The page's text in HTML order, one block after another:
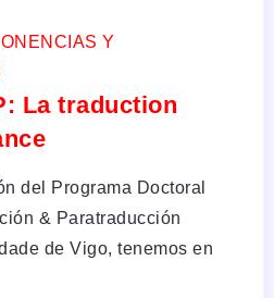
Y
La traduction
del Programa Doctoral
& Paratraducción
de Vigo, tenemos en